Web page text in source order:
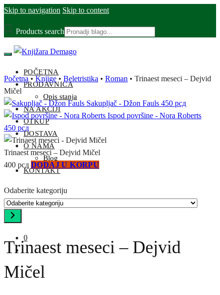
Skip to navigation Skip to content
Products search
POČETNA
PRODAVNICA
Opis stanja
NA AKCIJI
OTKUP
DOSTAVA
O NAMA
Blog
KONTAKT
Odaberite kategoriju
0
Početna • Knjige • Beletristika • Roman • Trinaest meseci – Dejvid
Mičel
Sakupljač - Džon Fauls 450 рсд
Ispod površine - Nora Roberts
450 рсд
Trinaest meseci – Dejvid Mičel
400 рсд DODAJ U KORPU
Trinaest meseci – Dejvid
Mičel